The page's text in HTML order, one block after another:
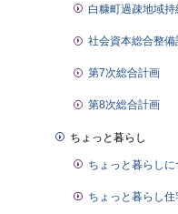
白糠町過疎地域
社会資本総合整備
第7次総合計画
第8次総合計画
ちょっと暮らし
ちょっと暮らしに
ちょっと暮らし